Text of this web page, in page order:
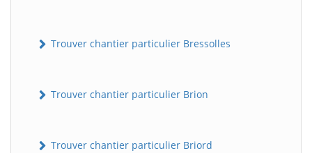
Trouver chantier particulier Bressolles
Trouver chantier particulier Brion
Trouver chantier particulier Briord